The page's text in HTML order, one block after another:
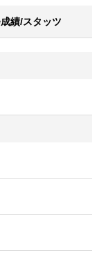
績/スタッツ